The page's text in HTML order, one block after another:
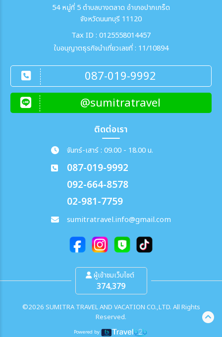
54 หมู่ที่ 5 ตำบลบางตลาด อำเภอปากเกร็ด
จังหวัดนนทบุรี 11120
Tax ID : 0125558014457
ใบอนุญาตธุรกิจนำเที่ยวเลขที่ : 11/10894
087-019-9992
@sumitratravel
ติดต่อเรา
จันทร์-เสาร์ : 09.00 - 18.00 น.
087-019-9992
092-664-8578
02-981-7759
sumitratravel.info@gmail.com
ผู้เข้าชมเว็บไซต์
374,379
©2026 SUMITRA TRAVEL AND VACATION CO.,LTD. All Rights
Reserved.
Powered by